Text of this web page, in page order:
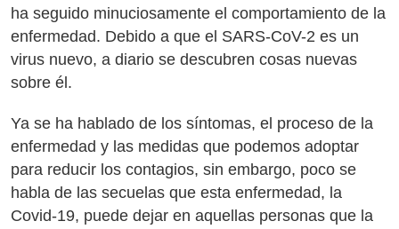
ha seguido minuciosamente el comportamiento de la
enfermedad. Debido a que el SARS-CoV-2 es un
virus nuevo, a diario se descubren cosas nuevas
sobre él.
Ya se ha hablado de los síntomas, el proceso de la
enfermedad y las medidas que podemos adoptar
para reducir los contagios, sin embargo, poco se
habla de las secuelas que esta enfermedad, la
Covid-19, puede dejar en aquellas personas que la